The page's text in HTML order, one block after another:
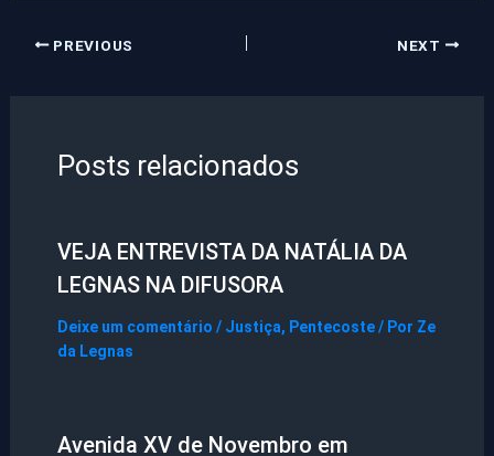
PREVIOUS NEXT
Posts relacionados
VEJA ENTREVISTA DA NATÁLIA DA
LEGNAS NA DIFUSORA
Deixe um comentário / Justiça, Pentecoste/ Por Ze
da Legnas
Avenida XV de Novembro em